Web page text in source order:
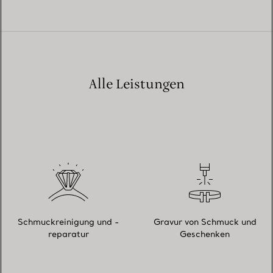
Alle Leistungen
Schmuckreinigung und -
reparatur
Gravur von Schmuck und
Geschenken